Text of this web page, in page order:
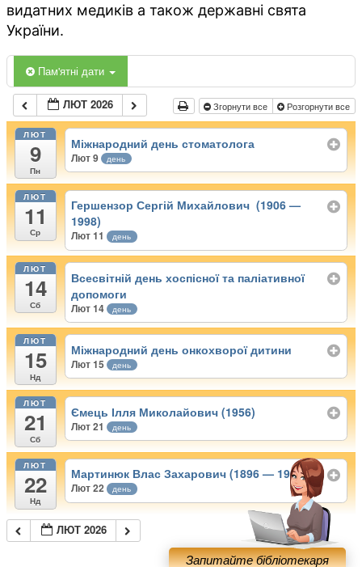
видатних медиків а також державні свята
України.
Пам'ятні дати
ЛЮТ 2026 Згорнути все Розгорнути все
ЛЮТ
9
Пн
Міжнародний день стоматолога
Лют 9 день
ЛЮТ
11
Ср
Гершензор Сергій Михайлович (1906 —
1998)
Лют 11 день
ЛЮТ
14
Сб
Всесвітній день хоспісної та паліативної
допомоги
Лют 14 день
ЛЮТ
15
Нд
Міжнародний день онкохворої дитини
Лют 15 день
ЛЮТ
21
Сб
Ємець Ілля Миколайович (1956)
Лют 21 день
ЛЮТ
22
Нд
Мартинюк Влас Захарович (1896 — 1980)
Лют 22 день
ЛЮТ 2026